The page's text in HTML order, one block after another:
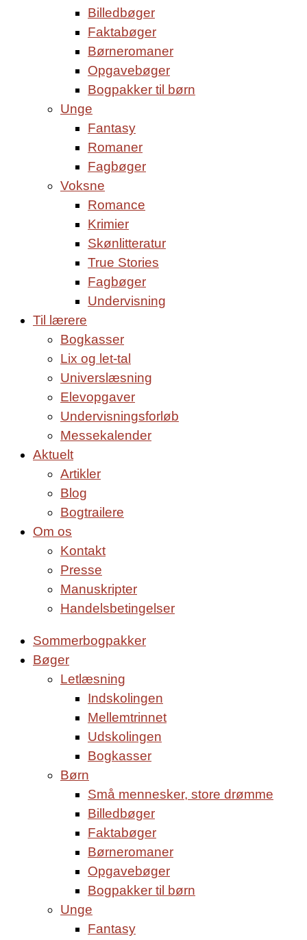
Billedbøger
Faktabøger
Børneromaner
Opgavebøger
Bogpakker til børn
Unge
Fantasy
Romaner
Fagbøger
Voksne
Romance
Krimier
Skønlitteratur
True Stories
Fagbøger
Undervisning
Til lærere
Bogkasser
Lix og let-tal
Universlæsning
Elevopgaver
Undervisningsforløb
Messekalender
Aktuelt
Artikler
Blog
Bogtrailere
Om os
Kontakt
Presse
Manuskripter
Handelsbetingelser
Sommerbogpakker
Bøger
Letlæsning
Indskolingen
Mellemtrinnet
Udskolingen
Bogkasser
Børn
Små mennesker, store drømme
Billedbøger
Faktabøger
Børneromaner
Opgavebøger
Bogpakker til børn
Unge
Fantasy